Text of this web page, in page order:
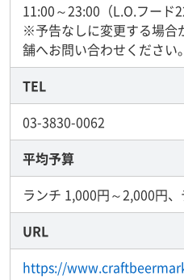
11:00～23:00（L.O.フード
※予告なしに変更する場合
舗へお問い合わせください。
TEL
03-3830-0062
平均予算
ランチ 1,000円～2,000円
URL
https://